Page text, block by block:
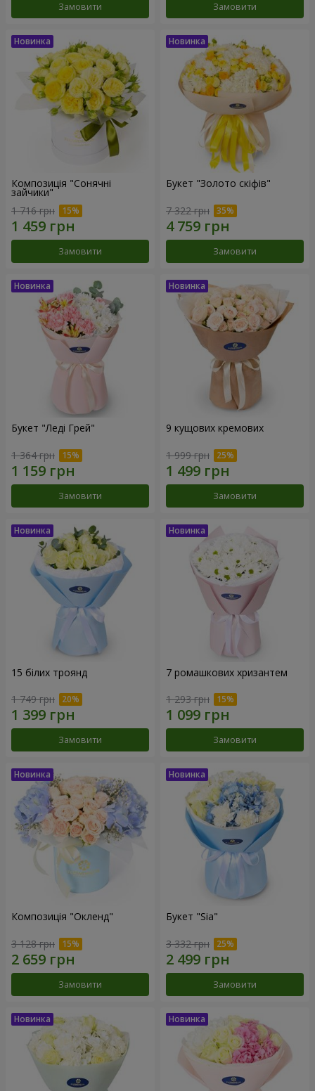
Замовити Замовити
Композиція "Сонячні
зайчики"
1 716 грн
Замовити
Букет "Золото скіфів"
7 322 грн
Замовити
Букет "Леді Грей"
1 364 грн
Замовити
9 кущових кремових
1 999 грн
Замовити
15 білих троянд
1 749 грн
Замовити
7 ромашкових хризантем
1 293 грн
Замовити
Композиція "Окленд"
3 128 грн
Замовити
Букет "Sia"
3 332 грн
Замовити